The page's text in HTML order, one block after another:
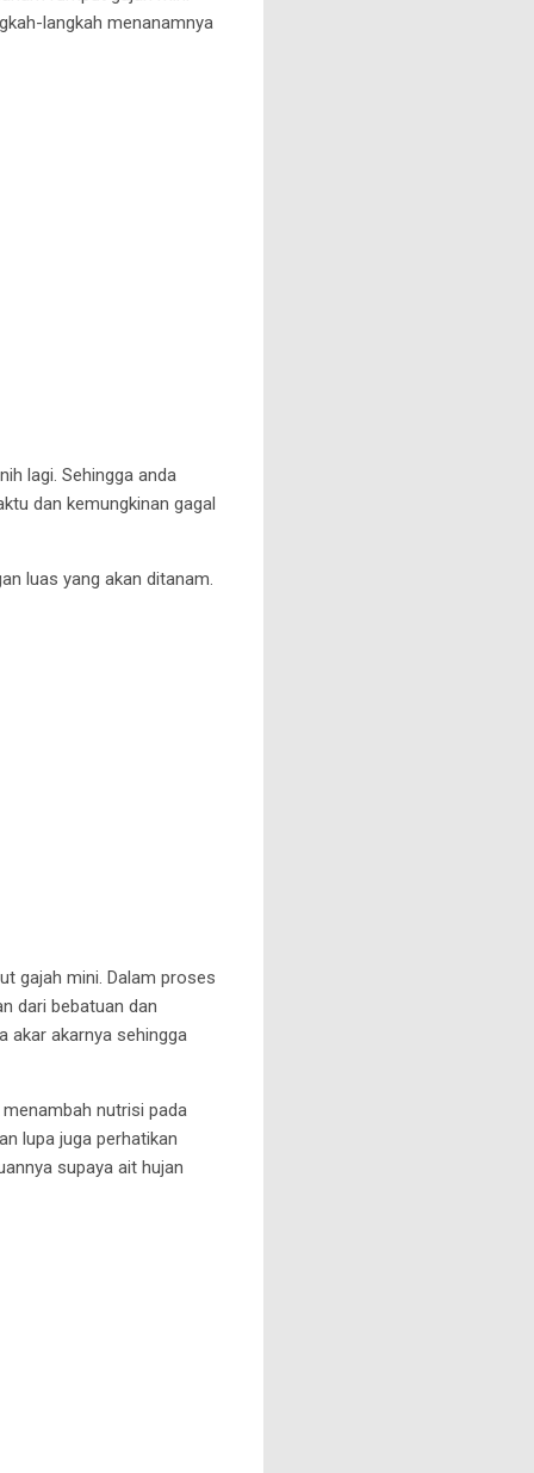
langkah menanamnya
lagi. Sehingga anda
dan kemungkinan gagal
luas yang akan ditanam.
gajah mini. Dalam proses
dari bebatuan dan
akar akarnya sehingga
nutrisi pada
lupa juga perhatikan
supaya ait hujan